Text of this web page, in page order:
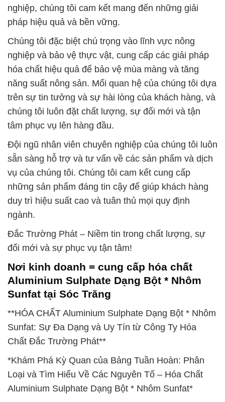
nghiệp, chúng tôi cam kết mang đến những giải
pháp hiệu quả và bền vững.
Chúng tôi đặc biệt chú trọng vào lĩnh vực nông
nghiệp và bảo vệ thực vật, cung cấp các giải pháp
hóa chất hiệu quả để bảo vệ mùa màng và tăng
năng suất nông sản. Mối quan hệ của chúng tôi dựa
trên sự tin tưởng và sự hài lòng của khách hàng, và
chúng tôi luôn đặt chất lượng, sự đổi mới và tận
tâm phục vụ lên hàng đầu.
Đội ngũ nhân viên chuyên nghiệp của chúng tôi luôn
sẵn sàng hỗ trợ và tư vấn về các sản phẩm và dịch
vụ của chúng tôi. Chúng tôi cam kết cung cấp
những sản phẩm đáng tin cậy để giúp khách hàng
duy trì hiệu suất cao và tuân thủ mọi quy định
ngành.
Đắc Trường Phát – Niềm tin trong chất lượng, sự
đổi mới và sự phục vụ tận tâm!
Nơi kinh doanh = cung cấp hóa chất
Aluminium Sulphate Dạng Bột * Nhôm
Sunfat tại Sóc Trăng
**HÓA CHẤT Aluminium Sulphate Dạng Bột * Nhôm
Sunfat: Sự Đa Dạng và Uy Tín từ Công Ty Hóa
Chất Đắc Trường Phát**
*Khám Phá Kỳ Quan của Bảng Tuần Hoàn: Phân
Loại và Tìm Hiểu Về Các Nguyên Tố – Hóa Chất
Aluminium Sulphate Dạng Bột * Nhôm Sunfat*